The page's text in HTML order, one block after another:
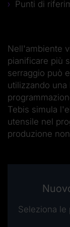
Punti di
Nell'ambiente
pianificare più
serraggio può
utilizzando
Tebis simula
utensile nel
produzione
Seleziona